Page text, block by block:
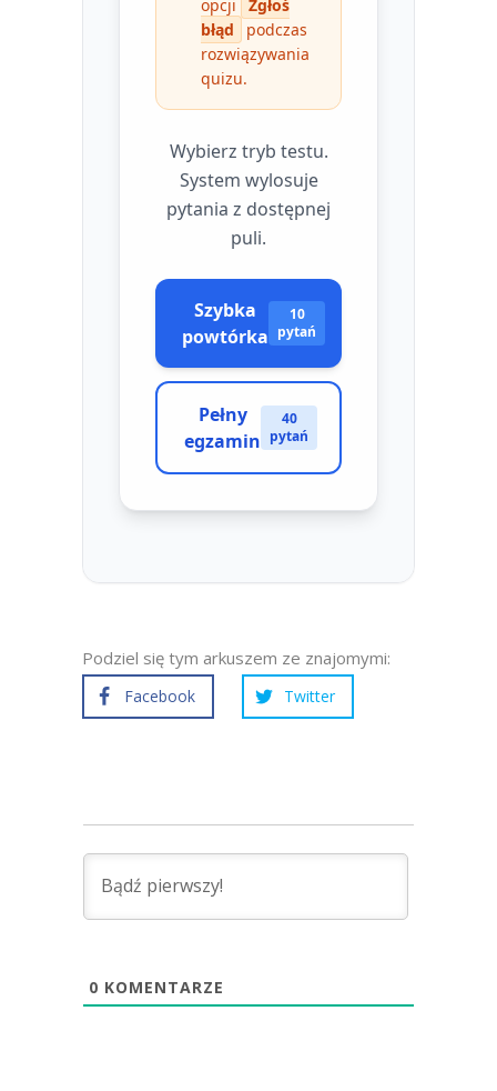
Podziel się tym arkuszem ze znajomymi:
Facebook Twitter
0 KOMENTARZE